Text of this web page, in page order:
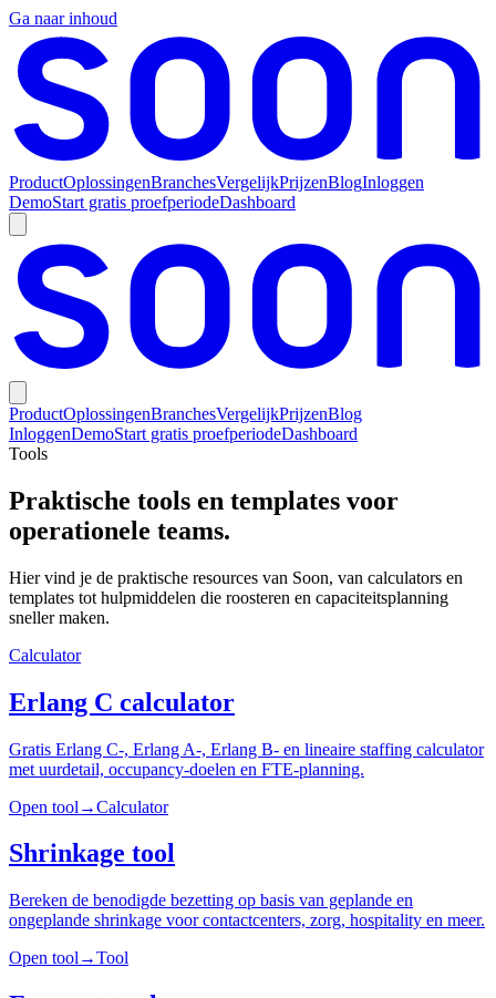
Ga naar inhoud
ProductOplossingenBranchesVergelijkPrijzenBlogInloggen
DemoStart gratis proefperiodeDashboard
ProductOplossingenBranchesVergelijkPrijzenBlog
InloggenDemoStart gratis proefperiodeDashboard
Tools
Praktische tools en templates voor
operationele teams.
Hier vind je de praktische resources van Soon, van calculators en
templates tot hulpmiddelen die roosteren en capaciteitsplanning
sneller maken.
Calculator
Erlang C calculator
Gratis Erlang C-, Erlang A-, Erlang B- en lineaire staffing calculator
met uurdetail, occupancy-doelen en FTE-planning.
Open tool →Calculator
Shrinkage tool
Bereken de benodigde bezetting op basis van geplande en
ongeplande shrinkage voor contactcenters, zorg, hospitality en meer.
Open tool →Tool